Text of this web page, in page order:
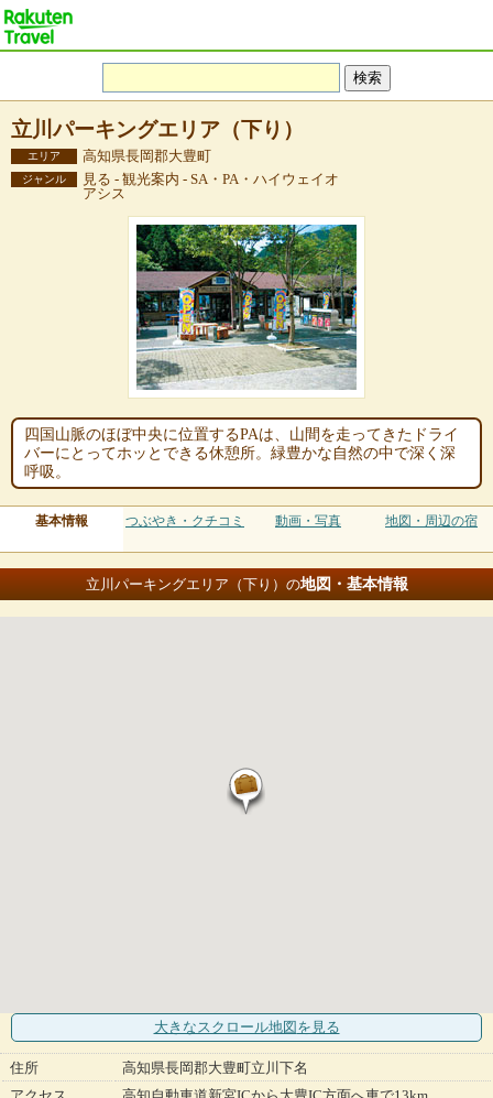
立川パーキングエリア（下り）
エリア 高知県長岡郡大豊町
ジャンル
見る - 観光案内 - SA・PA・ハイウェイオ
アシス
四国山脈のほぼ中央に位置するPAは、山間を走ってきたドライ
バーにとってホッとできる休憩所。緑豊かな自然の中で深く深
呼吸。
基本情報 つぶやき・クチコミ 動画・写真 地図・周辺の宿
立川パーキングエリア（下り）の地図・基本情報
大きなスクロール地図 を見る
住所
高知県長岡郡大豊町立川下名